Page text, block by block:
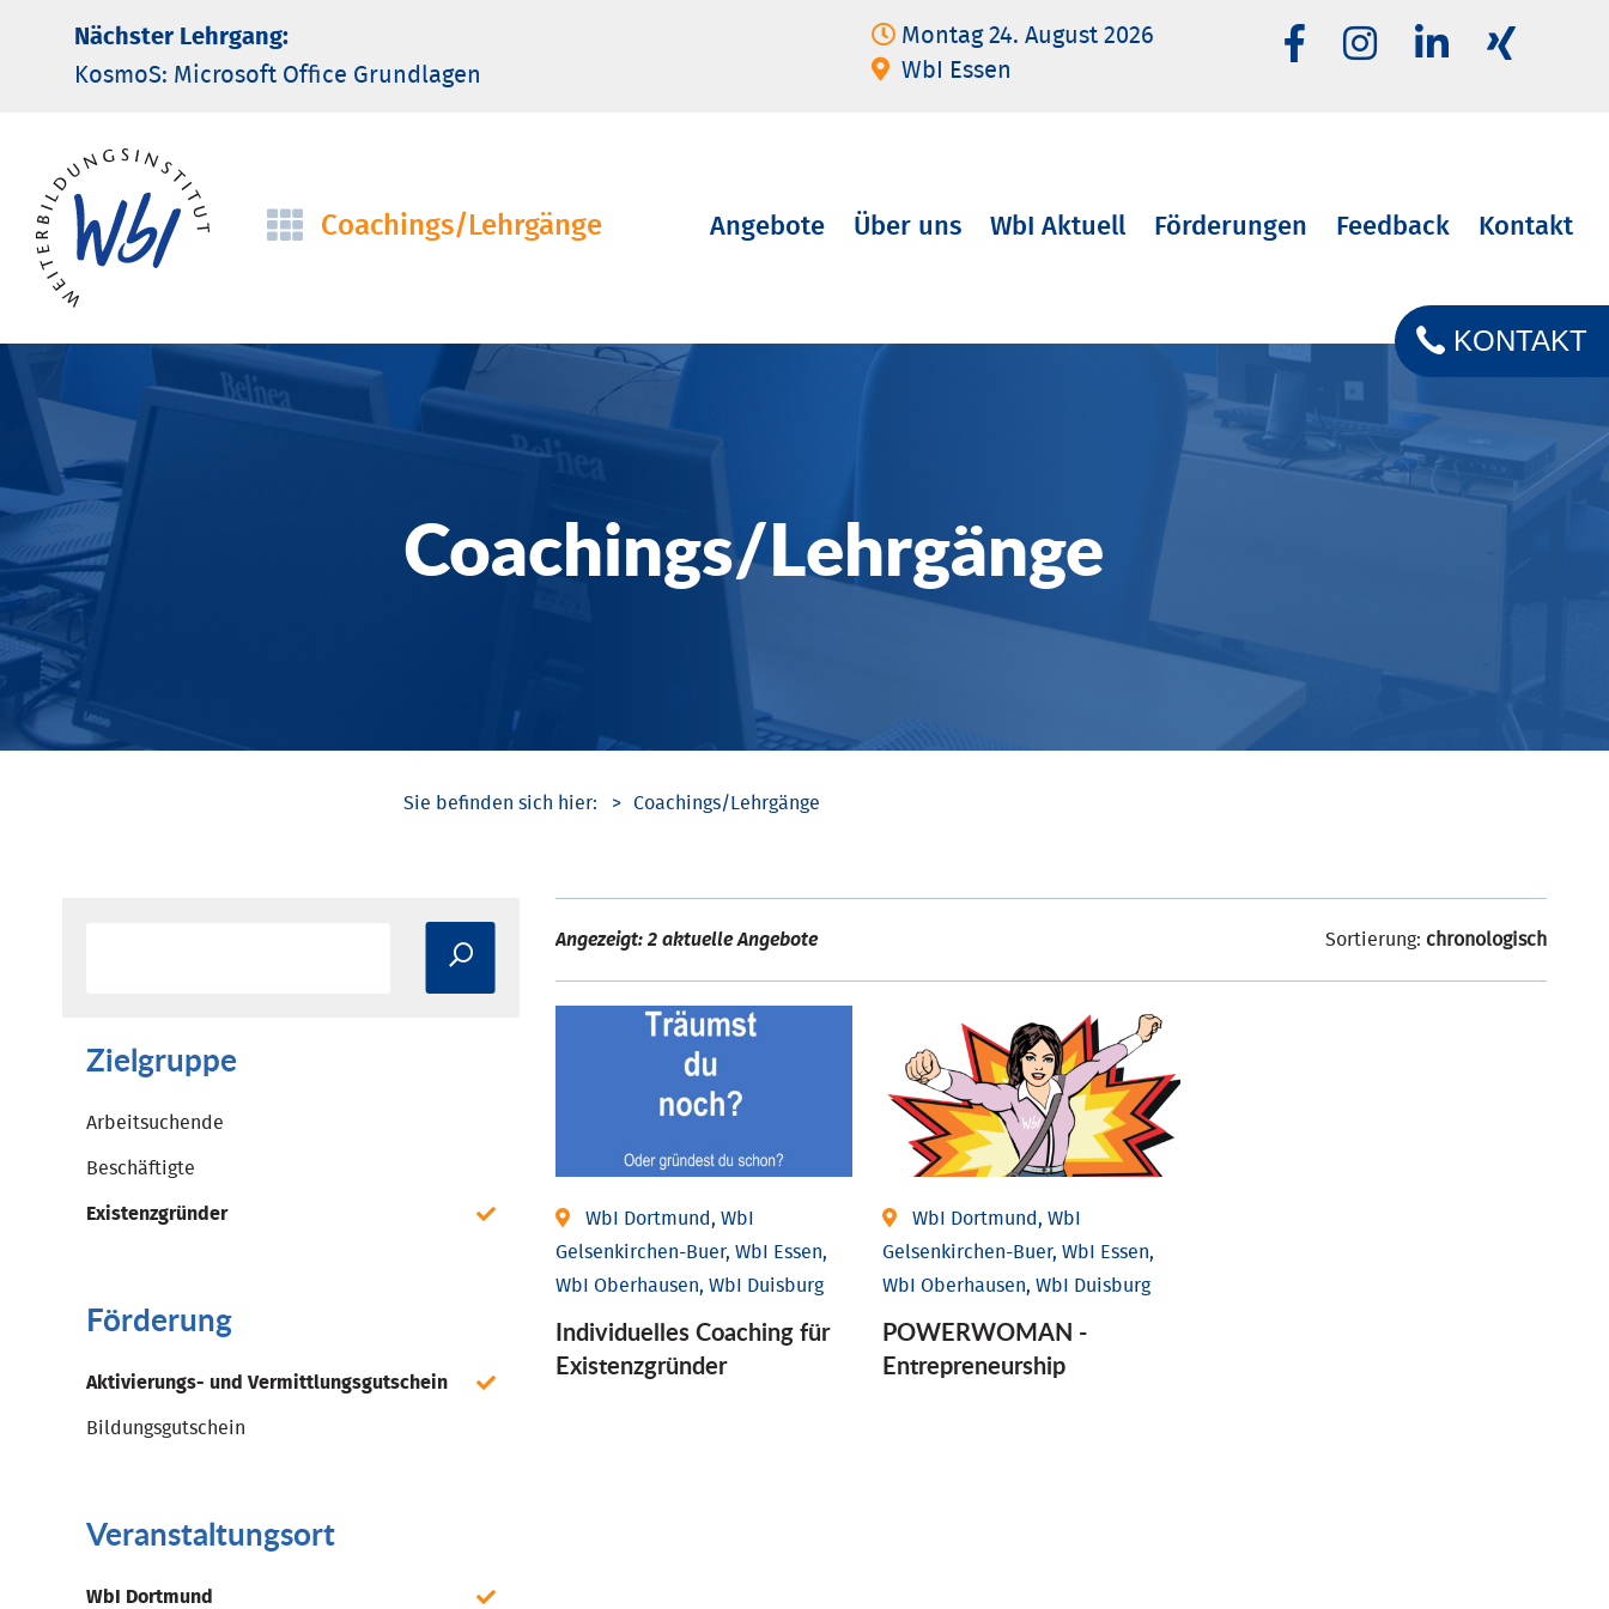
Nächster Lehrgang:
KosmoS: Microsoft Office Grund­lagen
Montag 24. August 2026
WbI Essen
Navigation
Coachings/­Lehrgänge
Navigation
Angebote Über uns WbI Aktuell Förderungen Feedback Kontakt
Coachings/­Lehrgänge
KONTAKT
Coachings/­Lehrgänge
Zielgruppe
Arbeitsuchende
Beschäftigte
Existenzgründer
Förderung
Aktivierungs- und Vermittlungsgutschein
Bildungsgutschein
Veranstaltungsort
WbI Dortmund
Angezeigt: 2 aktuelle Angebote Sortierung: chronologisch
WbI Dortmund, WbI
Gelsenkirchen-Buer, WbI Essen,
WbI Oberhausen, WbI Duisburg
Individu­elles Coaching für
Existenz­gründer
WbI Dortmund, WbI
Gelsenkirchen-Buer, WbI Essen,
WbI Oberhausen, WbI Duisburg
POWERWOMAN -
Entrepreneurship